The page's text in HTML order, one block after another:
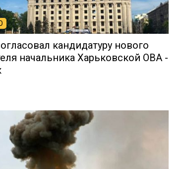
кандидатуру нового
начальника Харьковской ОВА -